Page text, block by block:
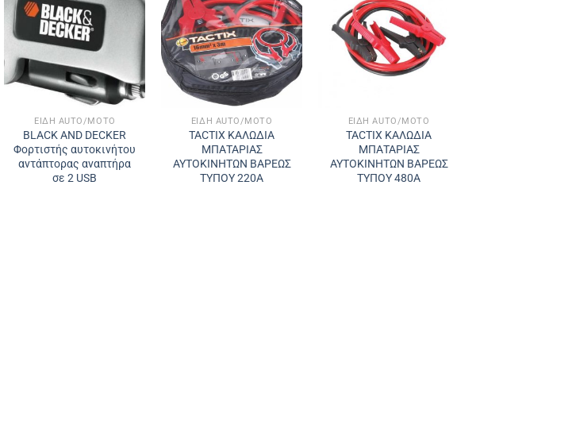
ΕΊΔΗ AUTO/MOTO
BLACK AND DECKER
Φορτιστής αυτοκινήτου
αντάπτορας αναπτήρα
σε 2 USB
ΕΊΔΗ AUTO/MOTO
TACTIX ΚΑΛΩΔΙΑ
ΜΠΑΤΑΡΙΑΣ
ΑΥΤΟΚΙΝΗΤΩΝ ΒΑΡΕΩΣ
ΤΥΠΟΥ 220A
ΕΊΔΗ AUTO/MOTO
TACTIX ΚΑΛΩΔΙΑ
ΜΠΑΤΑΡΙΑΣ
ΑΥΤΟΚΙΝΗΤΩΝ ΒΑΡΕΩΣ
ΤΥΠΟΥ 480A